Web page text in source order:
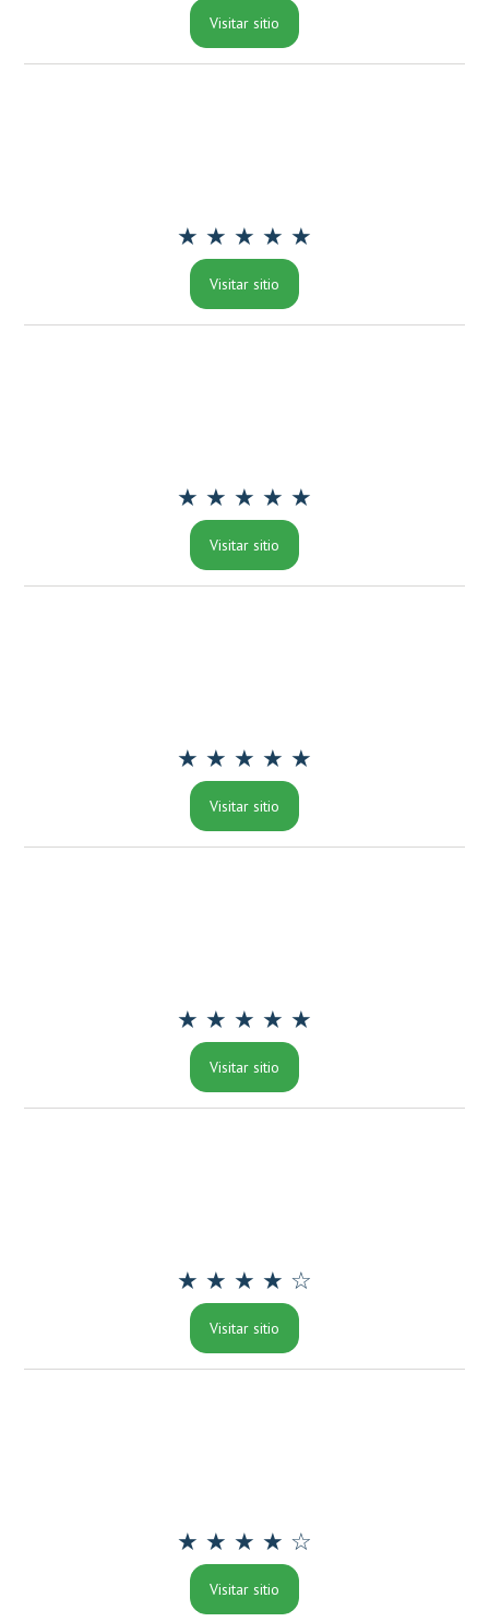
Visitar sitio
★ ★ ★ ★ ★
Visitar sitio
★ ★ ★ ★ ★
Visitar sitio
★ ★ ★ ★ ★
Visitar sitio
★ ★ ★ ★ ★
Visitar sitio
★ ★ ★ ★ ☆
Visitar sitio
★ ★ ★ ★ ☆
Visitar sitio